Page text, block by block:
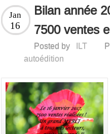
Bilan année
7500 ventes
Jan
16
Posted by ILT
autoédition